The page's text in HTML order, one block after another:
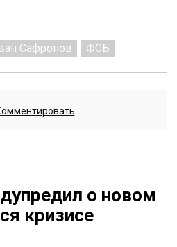
Сафронов ФСБ
о новом
кризисе